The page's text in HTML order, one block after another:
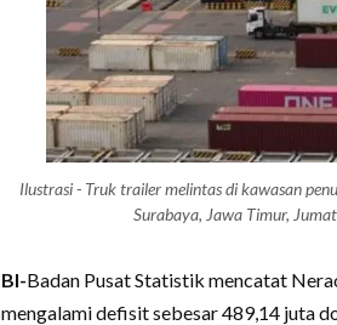
Ilustrasi - Truk trailer melintas di kawasan
Surabaya, Jawa Timur,
BI-Badan Pusat Statistik mencatat
mengalami defisit sebesar 489,14 juta